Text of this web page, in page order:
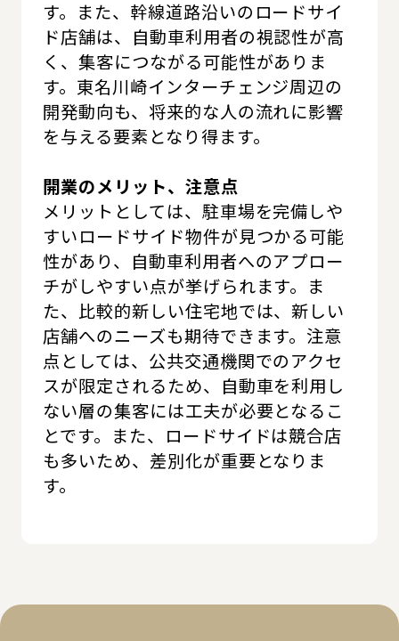
す。また、幹線道路沿いのロードサイ
ド店舗は、自動車利用者の視認性が高
く、集客につながる可能性がありま
す。東名川崎インターチェンジ周辺の
開発動向も、将来的な人の流れに影響
を与える要素となり得ます。
開業のメリット、注意点
メリットとしては、駐車場を完備しや
すいロードサイド物件が見つかる可能
性があり、自動車利用者へのアプロー
チがしやすい点が挙げられます。ま
た、比較的新しい住宅地では、新しい
店舗へのニーズも期待できます。注意
点としては、公共交通機関でのアクセ
スが限定されるため、自動車を利用し
ない層の集客には工夫が必要となるこ
とです。また、ロードサイドは競合店
も多いため、差別化が重要となりま
す。